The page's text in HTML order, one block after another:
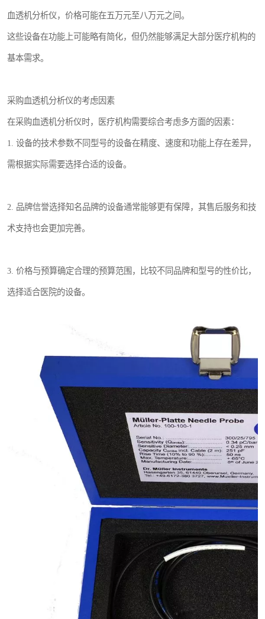
血透机分析仪，价格可能在五万元至八万元之间。
这些设备在功能上可能略有简化，但仍然能够满足大部分医疗机构的
基本需求。
采购血透机分析仪的考虑因素
在采购血透机分析仪时，医疗机构需要综合考虑多方面的因素：
1. 设备的技术参数不同型号的设备在精度、速度和功能上存在差异，
需根据实际需要选择合适的设备。
2. 品牌信誉选择知名品牌的设备通常能够更有保障，其售后服务和技
术支持也会更加完善。
3. 价格与预算确定合理的预算范围，比较不同品牌和型号的性价比，
选择适合医院的设备。